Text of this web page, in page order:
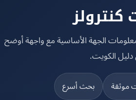
الجهة الأساسية مع واجهة أوضح
بحث أسرع